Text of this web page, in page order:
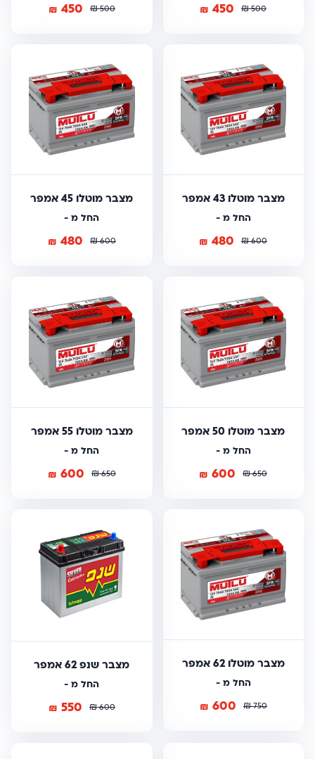
500
₪
450
₪
500
₪
450
₪
מצבר מוטלו 43 אמפר
החל מ -
600
₪
480
₪
מצבר מוטלו 45 אמפר
החל מ -
600
₪
480
₪
מצבר מוטלו 50 אמפר
החל מ -
650
₪
600
₪
מצבר מוטלו 55 אמפר
החל מ -
650
₪
600
₪
מצבר מוטלו 62 אמפר
החל מ -
750
₪
600
₪
מצבר שנפ 62 אמפר
החל מ -
600
₪
550
₪